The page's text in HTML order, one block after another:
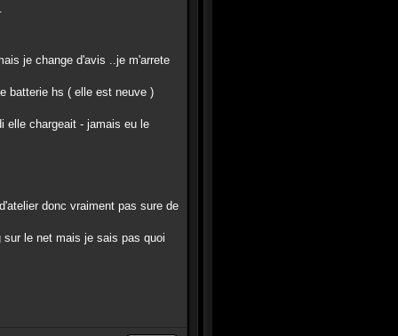
je change d'avis ..je m'arrete
batterie hs ( elle est neuve )
elle chargeait - jamais eu le
donc vraiment pas sure de
le net mais je sais pas quoi